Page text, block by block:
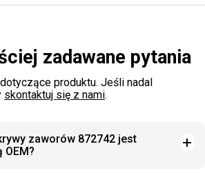
zadawane pytania
produktu. Jeśli nadal
skontaktuj się z nami.
zaworów 872742 jest